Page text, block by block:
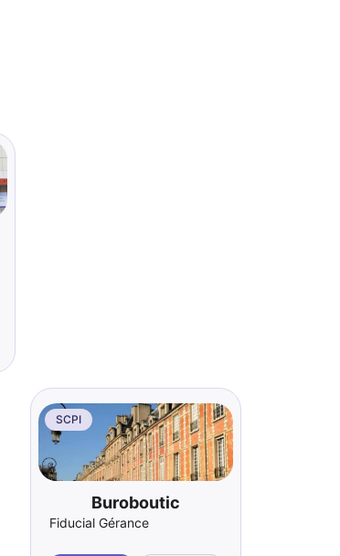
SCPI
Buroboutic
Fiducial Gérance